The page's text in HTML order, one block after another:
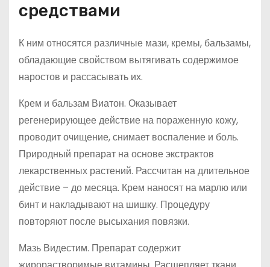
средствами
К ним относятся различные мази, кремы, бальзамы,
обладающие свойством вытягивать содержимое
наростов и рассасывать их.
Крем и бальзам Виатон. Оказывает
регенерирующее действие на пораженную кожу,
проводит очищение, снимает воспаление и боль.
Природный препарат на основе экстрактов
лекарственных растений. Рассчитан на длительное
действие – до месяца. Крем наносят на марлю или
бинт и накладывают на шишку. Процедуру
повторяют после высыхания повязки.
Мазь Видестим. Препарат содержит